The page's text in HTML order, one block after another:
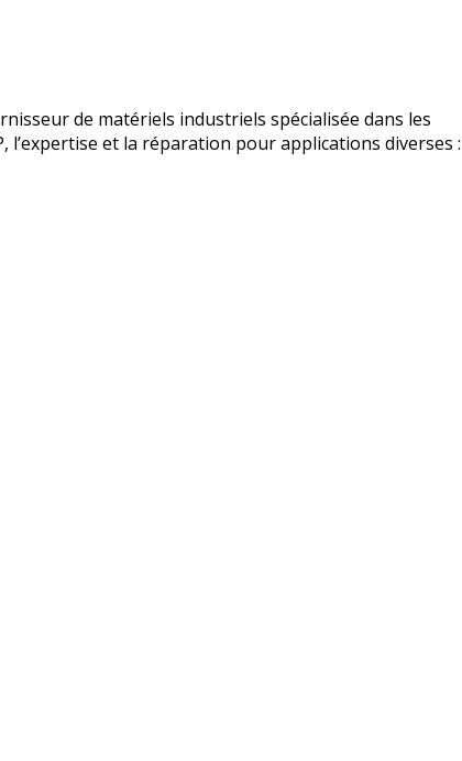
de matériels industriels spécialisée dans les
l’expertise et la réparation pour applications diverses :